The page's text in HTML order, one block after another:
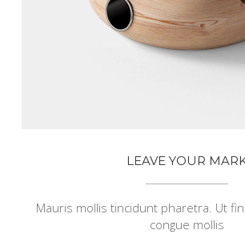
LEAVE YOUR
Mauris mollis tincidunt pharetra. Ut
congue mollis